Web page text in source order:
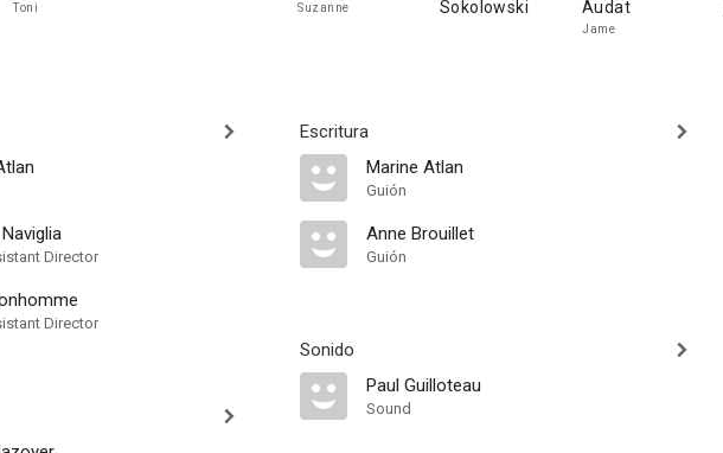
Toni Suzanne
Sokolowski
Audat
Jame
Director
Director
Escritura
Marine Atlan
Guión
Anne Brouillet
Guión
Sonido
Paul Guilloteau
Sound